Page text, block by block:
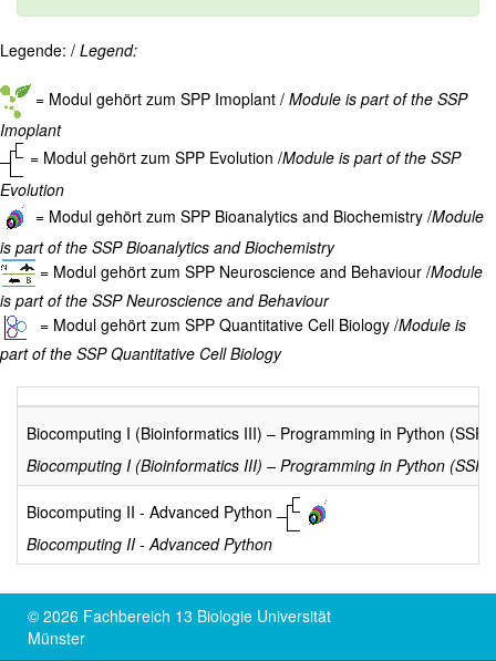
Legende: / Legend:
= Modul gehört zum SPP Imoplant / Module is part of the SSP
Imoplant
= Modul gehört zum SPP Evolution /Module is part of the SSP
Evolution
= Modul gehört zum SPP Bioanalytics and Biochemistry /Module
is part of the SSP Bioanalytics and Biochemistry
= Modul gehört zum SPP Neuroscience and Behaviour /Module
is part of the SSP Neuroscience and Behaviour
= Modul gehört zum SPP Quantitative Cell Biology /Module is
part of the SSP Quantitative Cell Biology
Biocomputing I (Bioinformatics III) – Programming in Python (SSP
Biocomputing I (Bioinformatics III) – Programming in Python (SSP
Biocomputing II - Advanced Python
Biocomputing II - Advanced Python
© 2026 Fachbereich 13 Biologie Universität
Münster